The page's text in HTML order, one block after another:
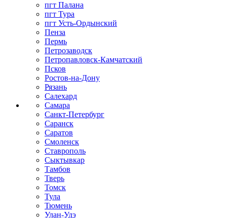
пгт Палана
пгт Тура
пгт Усть-Ордынский
Пенза
Пермь
Петрозаводск
Петропавловск-Камчатский
Псков
Ростов-на-Дону
Рязань
Салехард
Самара
Санкт-Петербург
Саранск
Саратов
Смоленск
Ставрополь
Сыктывкар
Тамбов
Тверь
Томск
Тула
Тюмень
Улан-Удэ